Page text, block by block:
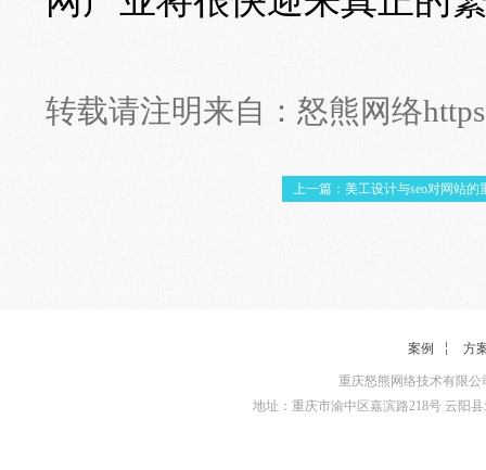
转载请注明来自： 怒熊网络
上一篇：美工设计与seo对网站的
案例 方
重庆怒熊网络技术有限
地址：重庆市渝中区嘉滨路218号 云阳